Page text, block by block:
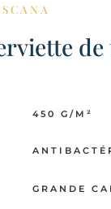
450 G/M²
GRANDE